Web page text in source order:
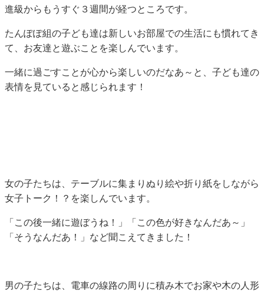
進級からもうすぐ３週間が経つところです。
たんぽぽ組の子ども達は新しいお部屋での生活にも慣れてき
て、お友達と遊ぶことを楽しんでいます。
一緒に過ごすことが心から楽しいのだなあ～と、子ども達の
表情を見ていると感じられます！
女の子たちは、テーブルに集まりぬり絵や折り紙をしながら
女子トーク！？を楽しんでいます。
「この後一緒に遊ぼうね！」「この色が好きなんだあ～」
「そうなんだあ！」など聞こえてきました！
男の子たちは、電車の線路の周りに積み木でお家や木の人形